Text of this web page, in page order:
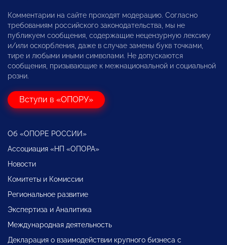
Комментарии на сайте проходят модерацию. Согласно
требованиям российского законодательства, мы не
публикуем сообщения, содержащие нецензурную лексику
и/или оскорбления, даже в случае замены букв точками,
тире и любыми иными символами. Не допускаются
сообщения, призывающие к межнациональной и социальной
розни.
Вступи в «ОПОРУ»
Об «ОПОРЕ РОССИИ»
Ассоциация «НП «ОПОРА»
Новости
Комитеты и Комиссии
Региональное развитие
Экспертиза и Аналитика
Международная деятельность
Декларация о взаимодействии крупного бизнеса с